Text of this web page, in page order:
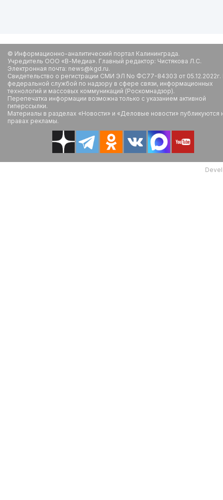
© Информационно-аналитический портал Калининграда.
Учредитель ООО «В-Медиа». Главный редактор: Чистякова Л.С.
Электронная почта: news@kgd.ru.
Свидетельство о регистрации СМИ ЭЛ No ФС77-84303 от
федеральной службой по надзору в сфере связи, информационных
технологий и массовых коммуникаций (Роскомнадзор).
Перепечатка информации возможна только с указанием активной
гиперссылки.
Материалы в разделах «Новости» и «Деловые новости» публикуются
правах рекламы.